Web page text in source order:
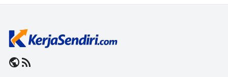
publicrss_feed